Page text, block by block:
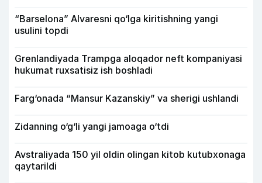
“Barselona” Alvaresni qo‘lga kiritishning yangi
usulini topdi
Grenlandiyada Trampga aloqador neft kompaniyasi
hukumat ruxsatisiz ish boshladi
Farg‘onada “Mansur Kazanskiy” va sherigi ushlandi
Zidanning o‘g‘li yangi jamoaga o‘tdi
Avstraliyada 150 yil oldin olingan kitob kutubxonaga
qaytarildi